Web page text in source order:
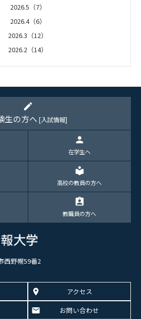
2026.5（7）
2026.4（6）
2026.3（12）
2026.2（14）
2026.1（5）
edit
生の方へ [入試情報]
person
在学生へ
local_library
高校の教員の方へ
assignment_ind
教職員の方へ
西野幌59番2
アクセス
お問い合わせ